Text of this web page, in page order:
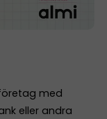
med
eller andra